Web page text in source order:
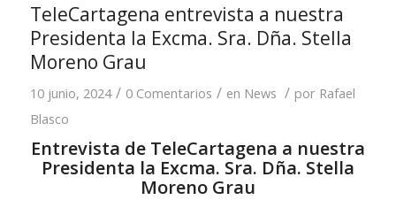
TeleCartagena entrevista a nuestra
Presidenta la Excma. Sra. Dña. Stella
Moreno Grau
10 junio, 2024 / 0 Comentarios / en News / por Rafael
Blasco
Entrevista de TeleCartagena a nuestra
Presidenta la Excma. Sra. Dña. Stella
Moreno Grau